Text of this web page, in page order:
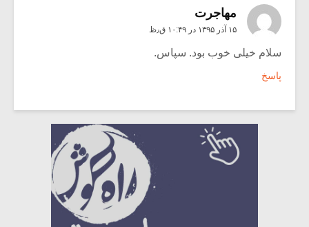
مهاجرت
۱۵ آذر ۱۳۹۵ در ۱۰:۴۹ ق٫ظ
سلام خیلی خوب بود. سپاس.
پاسخ